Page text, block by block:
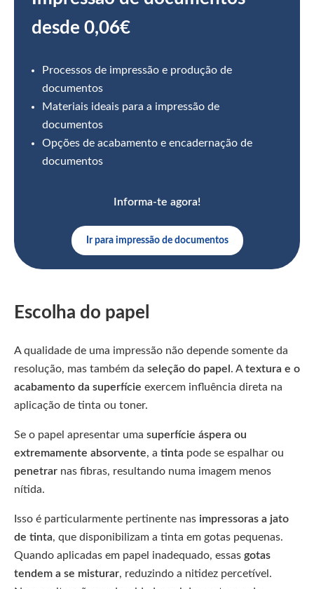
desde 0,06€
Processos de impressão e produção de
documentos
Materiais ideais para a impressão de
documentos
Opções de acabamento e encadernação de
documentos
Informa-te agora!
Ir para impressão de documentos
Escolha do papel
A qualidade de uma impressão não depende somente da
resolução, mas também da seleção do papel . Atextura e o
acabamento da superfície exercem influência direta na
aplicação de tinta ou toner.
Se o papel apresentar uma superfície áspera ou
extremamente absorvente, a tinta pode se espalhar ou
penetrar nas fibras, resultando numa imagem menos
nítida.
Isso é particularmente pertinente nas impressoras a jato
de tinta, que disponibilizam a tinta em gotas pequenas.
Quando aplicadas em papel inadequado, essas gotas
tendem a se misturar, reduzindo a nitidez percetível.